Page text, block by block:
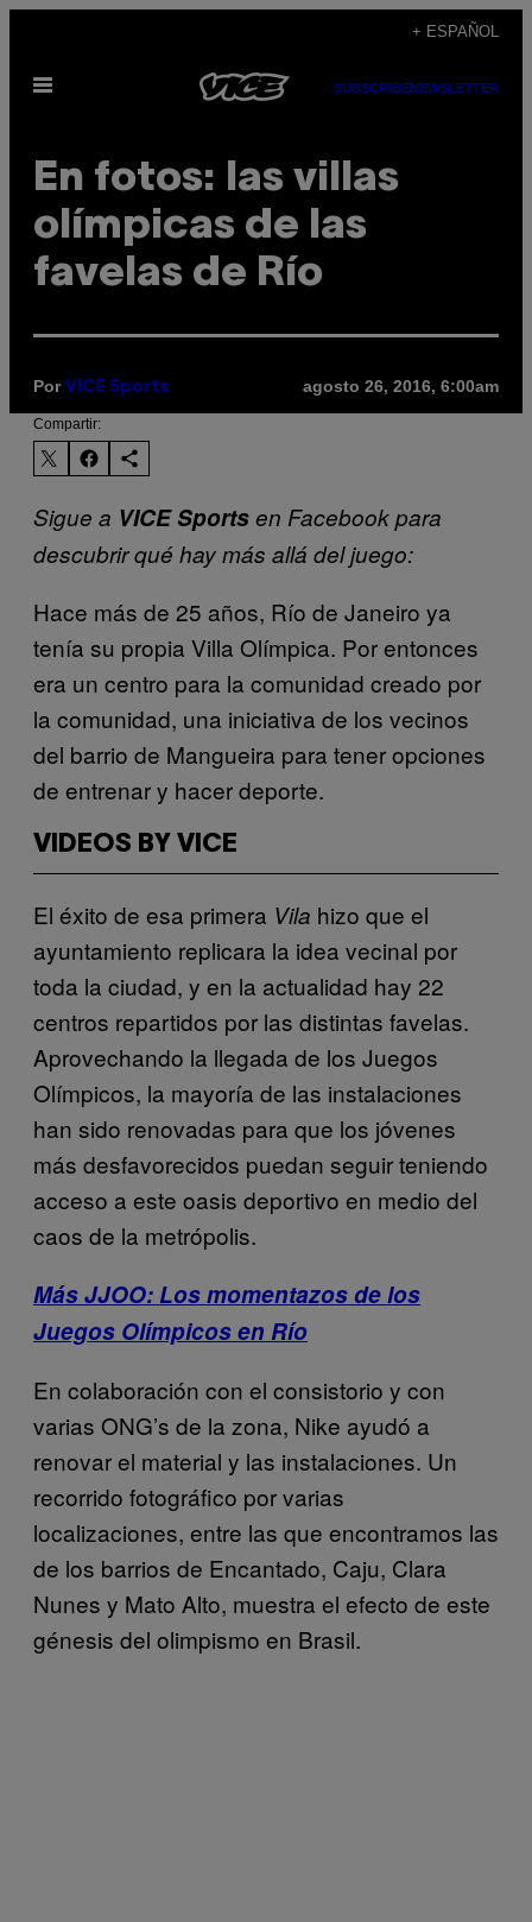
contenido
+ ESPAÑOL
Abrir
SUBSCRIBENEWSLETTER
En fotos: las villas
olímpicas de las
favelas de Río
Por VICE Sports agosto 26, 2016, 6:00am
Compartir:
Sigue a VICE Sportsen Facebook para
descubrir qué hay más allá del juego:
Hace más de 25 años, Río de Janeiro ya
tenía su propia Villa Olímpica. Por entonces
era un centro para la comunidad creado por
la comunidad, una iniciativa de los vecinos
del barrio de Mangueira para tener opciones
de entrenar y hacer deporte.
VIDEOS BY VICE
El éxito de esa primera Vila hizo que el
ayuntamiento replicara la idea vecinal por
toda la ciudad, y en la actualidad hay 22
centros repartidos por las distintas favelas.
Aprovechando la llegada de los Juegos
Olímpicos, la mayoría de las instalaciones
han sido renovadas para que los jóvenes
más desfavorecidos puedan seguir teniendo
acceso a este oasis deportivo en medio del
caos de la metrópolis.
Más JJOO: Los momentazos de los
Juegos Olímpicos en Río
En colaboración con el consistorio y con
varias ONG’s de la zona, Nike ayudó a
renovar el material y las instalaciones. Un
recorrido fotográfico por varias
localizaciones, entre las que encontramos las
de los barrios de Encantado, Caju, Clara
Nunes y Mato Alto, muestra el efecto de este
génesis del olimpismo en Brasil.